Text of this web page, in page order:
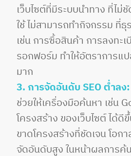
เว็บไซต์ที่มีระบบนำทาง ที่ไม่
ใช้ ไม่สามารถทำกิจกรรม ที่ธุ
เช่น การซื้อสินค้า การลงทะ
รอกฟอร์ม ทำให้อัตราการแ
มาก
3. การจัดอันดับ SEO ต่ำลง:
ช่วยให้เครื่องมือค้นหา เช่น
โครงสร้าง ของเว็บไซต์ ได้ดี
ขาดโครงสร้างที่ชัดเจน โอก
จัดอันดับสูง ในหน้าผลการค้